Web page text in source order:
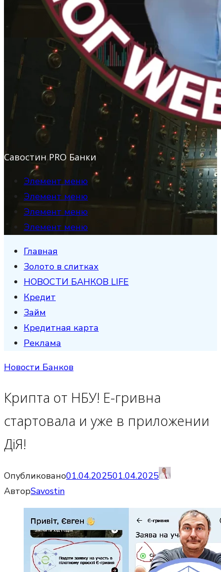
Савостин PRO Банки
Элемент меню
Элемент меню
Элемент меню
Элемент меню
Главная
Золото в слитках
НОВОСТИ БАНКОВ LIFE
Кредит
Займ
Кредитная карта
Реклама
Новости Банков
Крипта от НБУ! E-гривна
стартовала и уже в приложении
ДіЯ!
Опубликовано01.04.202501.04.2025
АвторSavostin